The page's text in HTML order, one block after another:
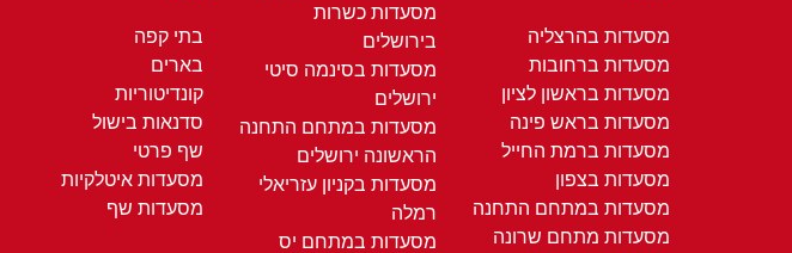
מסעדות בהרצליה
מסעדות ברחובות
מסעדות בראשון לציון
מסעדות בראש פינה
מסעדות ברמת החייל
מסעדות בצפון
מסעדות במתחם התחנה
מסעדות מתחם שרונה
מסעדות כשרות
בירושלים
מסעדות בסינמה סיטי
ירושלים
מסעדות במתחם התחנה
הראשונה ירושלים
מסעדות בקניון עזריאלי
רמלה
מסעדות במתחם יס
בתי קפה
בארים
קונדיטוריות
סדנאות בישול
שף פרטי
מסעדות איטלקיות
מסעדות שף